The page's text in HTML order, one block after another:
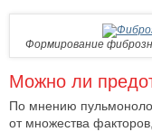
Формирование
Можно ли
По мнению
от множества